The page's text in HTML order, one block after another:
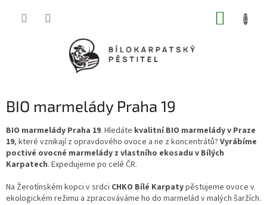
BIO marmelády Praha 19
BIO marmelády Praha 19. Hledáte kvalitní BIO marmelády v Praze
19, které vznikají z opravdového ovoce a ne z koncentrátů? Vyrábíme
poctivé ovocné marmelády z vlastního ekosadu v Bílých
Karpatech. Expedujeme po celé ČR.
Na Žerotínském kopci v srdci CHKO Bílé Karpatypěstujeme ovoce v
ekologickém režimu a zpracováváme ho do marmelád v malých šaržích.